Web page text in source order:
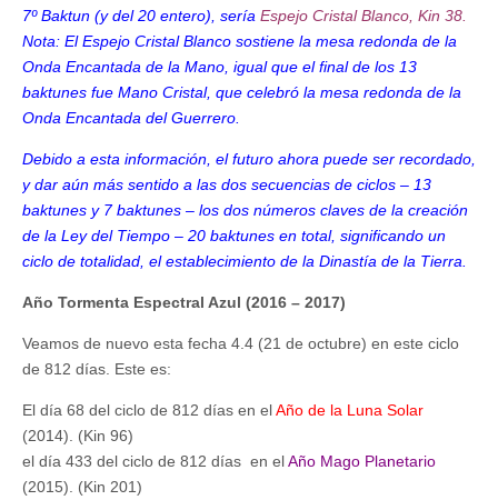
7º Baktun (y del 20 entero), sería Espejo Cristal Blanco, Kin 38.
Nota: El Espejo Cristal Blanco sostiene la mesa redonda de la
Onda Encantada de la Mano, igual que el final de los 13
baktunes fue Mano Cristal, que celebró la mesa redonda de la
Onda Encantada del Guerrero.
Debido a esta información, el futuro ahora puede ser recordado,
y dar aún más sentido a las dos secuencias de ciclos – 13
baktunes y 7 baktunes – los dos números claves de la creación
de la Ley del Tiempo – 20 baktunes en total, significando un
ciclo de totalidad, el establecimiento de la Dinastía de la Tierra.
Año Tormenta Espectral Azul (2016 – 2017)
Veamos de nuevo esta fecha 4.4 (21 de octubre) en este ciclo
de 812 días. Este es:
El día 68 del ciclo de 812 días en elAño de la Luna Solar
(2014). (Kin 96)
el día 433 del ciclo de 812 días en elAño Mago Planetario
(2015). (Kin 201)